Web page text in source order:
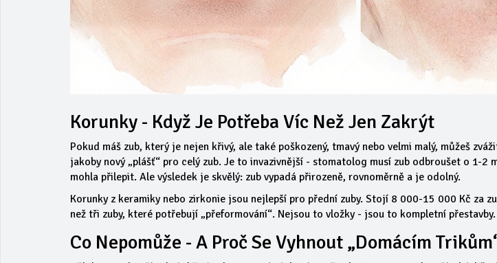
Korunky - Když Je Potřeba Víc Než Jen Zakrýt
Pokud máš zub, který je nejen křivý, ale také poškozený, tmavý nebo velmi malý, můžeš
jakoby nový „plášť“ pro celý zub. Je to invazivnější - stomatolog musí zub odbroušet o 1-2
mohla přilepit. Ale výsledek je skvělý: zub vypadá přirozeně, rovnoměrně a je odolný.
Korunky z keramiky nebo zirkonie jsou nejlepší pro přední zuby. Stojí 8 000-15 000 Kč za
než tři zuby, které potřebují „přeformování“. Nejsou to vložky - jsou to kompletní přestavby.
Co Nepomůže - A Proč Se Vyhnout „domácím